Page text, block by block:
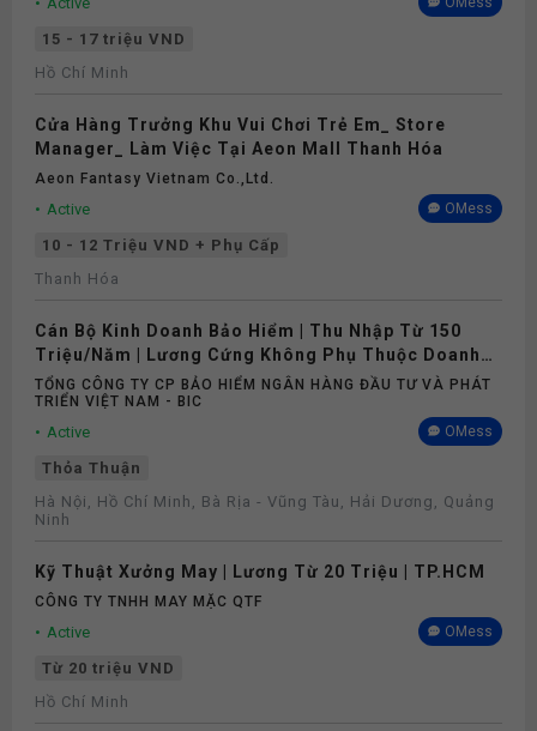
15 - 17 triệu VND
Hồ Chí Minh
Cửa Hàng Trưởng Khu Vui Chơi Trẻ Em_ Store
Manager_ Làm Việc Tại Aeon Mall Thanh Hóa
Aeon Fantasy Vietnam Co.,ltd.
Active OMess
10 - 12 Triệu VND + Phụ Cấp
Thanh Hóa
Cán Bộ Kinh Doanh Bảo Hiểm | Thu Nhập Từ 150
Triệu/Năm | Lương Cứng Không Phụ Thuộc Doanh
Số
TỔNG CÔNG TY CP BẢO HIỂM NGÂN HÀNG ĐẦU TƯ VÀ PHÁT
TRIỂN VIỆT NAM - BIC
Active OMess
Thỏa Thuận
Hà Nội, Hồ Chí Minh, Bà Rịa - Vũng Tàu, Hải Dương, Quảng
Ninh
Kỹ Thuật Xưởng May | Lương Từ 20 Triệu | TP.HCM
CÔNG TY TNHH MAY MẶC QTF
Active OMess
Từ 20 triệu VND
Hồ Chí Minh